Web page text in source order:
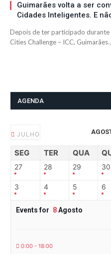
Guimarães volta a ser
Cidades Inteligentes. E
Depois de ter participado
Cities Challenge – ICC,
AGENDA
JULHO
SEG TER QUA
27 28 29 30
3 4 5 6
Events for 8Agosto
0:00 - 18:00